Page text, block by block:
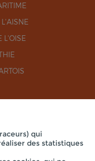
L'OISE
qui
des statistiques